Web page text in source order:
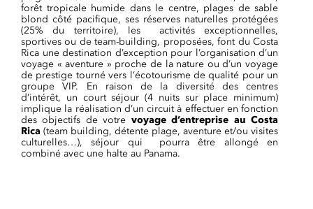
forêt tropicale humide dans le centre, plages de sable
blond côté pacifique, ses réserves naturelles protégées
(25% du territoire), les activités exceptionnelles,
sportives ou de team-building, proposées, font du Costa
Rica une destination d’exception pour l’organisation d’un
voyage « aventure » proche de la nature ou d’un voyage
de prestige tourné vers l’écotourisme de qualité pour un
groupe VIP. En raison de la diversité des centres
d’intérêt, un court séjour (4 nuits sur place minimum)
implique la réalisation d’un circuit à effectuer en fonction
des objectifs de votre voyage d’entreprise au Costa
Rica (team building, détente plage, aventure et/ou visites
culturelles…), séjour qui pourra être allongé en
combiné avec une halte au Panama.